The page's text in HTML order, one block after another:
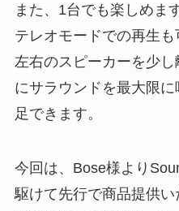
また、1台でも楽しめま
テレオモードでの再生も
左右のスピーカーを少
にサラウンドを最大限
足できます。
今回は、Bose様より
駆けて先行で商品提供い